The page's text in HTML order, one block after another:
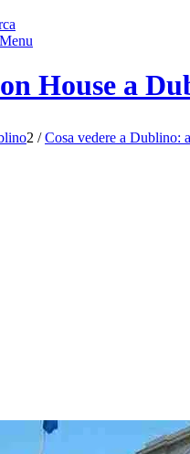
Menu
House a
2 / Cosa vedere a Dublino: